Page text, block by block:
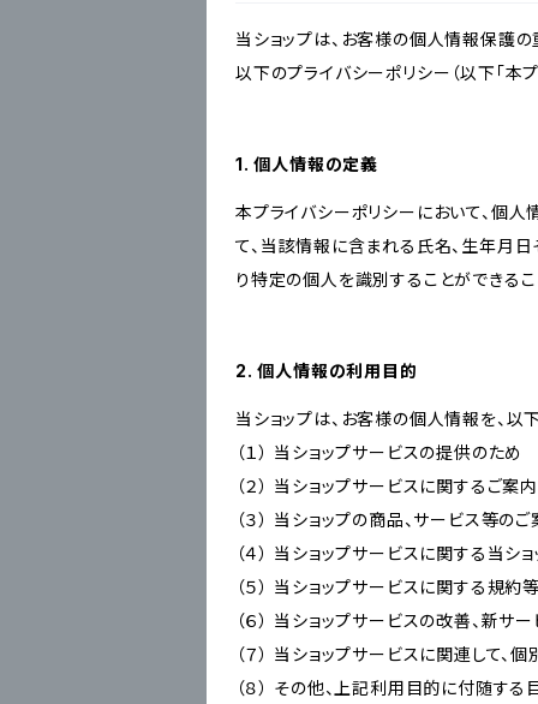
当ショップは、お客様の個人情報保護の
以下のプライバシーポリシー（以下「本
1. 個人情報の定義
本プライバシーポリシーにおいて、個
て、当該情報に含まれる氏名、生年月
り特定の個人を識別することができる
2. 個人情報の利用目的
当ショップは、お客様の個人情報を、以
（１） 当ショップサービスの提供のため
（２） 当ショップサービスに関するご
（３） 当ショップの商品、サービス等の
（４） 当ショップサービスに関する当シ
（５） 当ショップサービスに関する規
（６） 当ショップサービスの改善、新
（７） 当ショップサービスに関連して
（８） その他、上記利用目的に付随する